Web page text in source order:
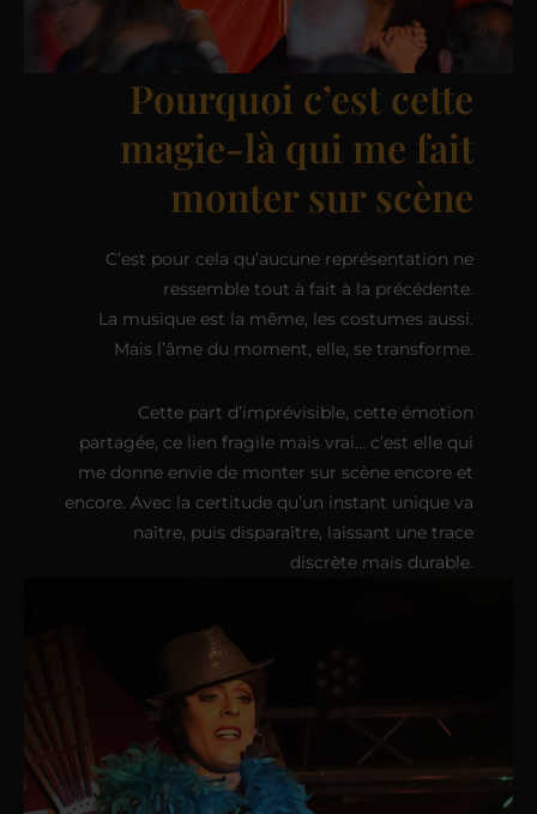
Pourquoi c’est cette
magie-là qui me fait
monter sur scène
C’est pour cela qu’aucune représentation ne
ressemble tout à fait à la précédente.
La musique est la même, les costumes aussi.
Mais l’âme du moment, elle, se transforme.
Cette part d’imprévisible, cette émotion
partagée, ce lien fragile mais vrai… c’est elle qui
me donne envie de monter sur scène encore et
encore. Avec la certitude qu’un instant unique va
naître, puis disparaître, laissant une trace
discrète mais durable.